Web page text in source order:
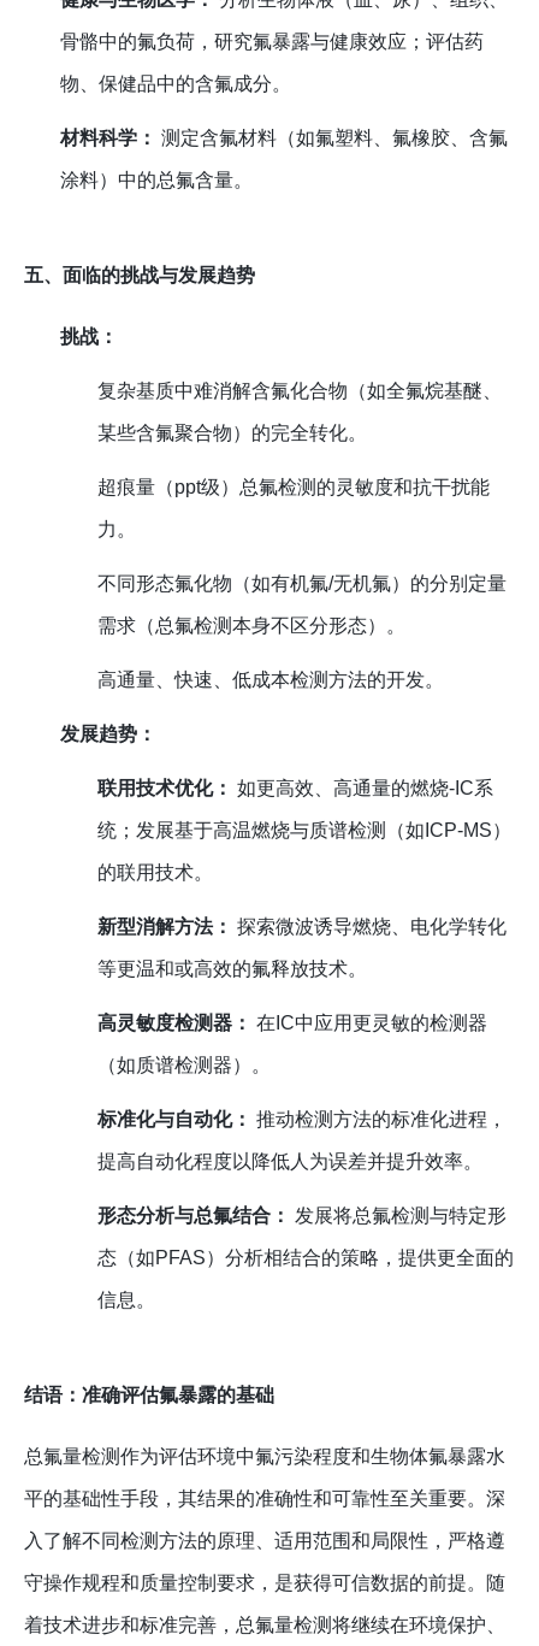
骨骼中的氟负荷，研究氟暴露与健康效应；评估药
物、保健品中的含氟成分。
材料科学： 测定含氟材料（如氟塑料、氟橡胶、含氟
涂料）中的总氟含量。
五、面临的挑战与发展趋势
挑战：
复杂基质中难消解含氟化合物（如全氟烷基醚、
某些含氟聚合物）的完全转化。
超痕量（ppt级）总氟检测的灵敏度和抗干扰能
力。
不同形态氟化物（如有机氟/无机氟）的分别定量
需求（总氟检测本身不区分形态）。
高通量、快速、低成本检测方法的开发。
发展趋势：
联用技术优化： 如更高效、高通量的燃烧-IC系
统；发展基于高温燃烧与质谱检测（如ICP-MS）
的联用技术。
新型消解方法： 探索微波诱导燃烧、电化学转化
等更温和或高效的氟释放技术。
高灵敏度检测器： 在IC中应用更灵敏的检测器
（如质谱检测器）。
标准化与自动化： 推动检测方法的标准化进程，
提高自动化程度以降低人为误差并提升效率。
形态分析与总氟结合： 发展将总氟检测与特定形
态（如PFAS）分析相结合的策略，提供更全面的
信息。
结语：准确评估氟暴露的基础
总氟量检测作为评估环境中氟污染程度和生物体氟暴露水
平的基础性手段，其结果的准确性和可靠性至关重要。深
入了解不同检测方法的原理、适用范围和局限性，严格遵
守操作规程和质量控制要求，是获得可信数据的前提。随
着技术进步和标准完善，总氟量检测将继续在环境保护、